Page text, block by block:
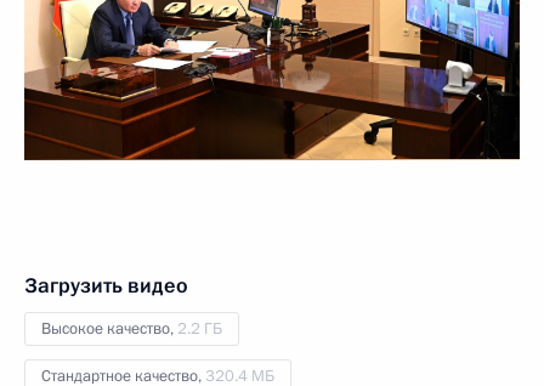
Загрузить видео
Высокое качество, 2.2 ГБ
Стандартное качество, 320.4 МБ